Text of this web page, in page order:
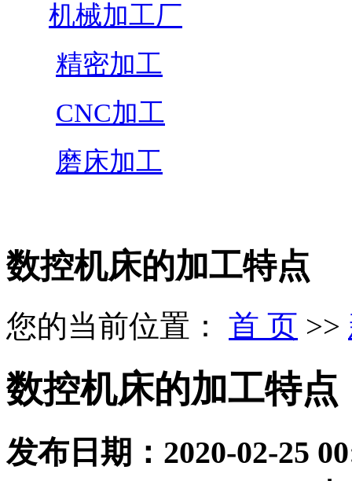
机械加工厂
精密加工
CNC加工
磨床加工
数控机床的加工特点
您的当前位置： 首 页 >>
数控机床的加工特点
发布日期： 2020-02-25